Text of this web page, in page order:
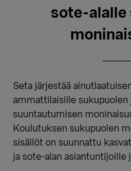
sote-alalle
Seta järjestää
ammattilaisille sukupuolen
suuntautumisen
Koulutuksen sukupuolen
sisällöt on suunnattu
ja sote-alan asiantuntijoille